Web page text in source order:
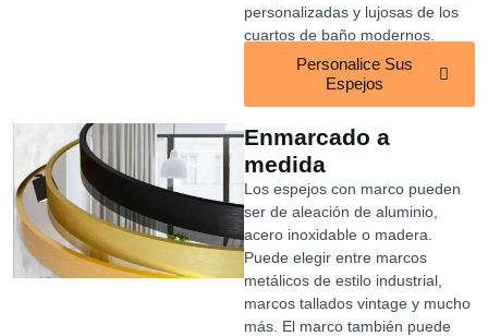
personalizadas y lujosas de los
cuartos de baño modernos.
Personalice Sus
Espejos
Enmarcado a
medida
Los espejos con marco pueden
ser de aleación de aluminio,
acero inoxidable o madera.
Puede elegir entre marcos
metálicos de estilo industrial,
marcos tallados vintage y mucho
más. El marco también puede